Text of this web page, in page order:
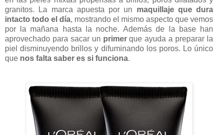
granitos. La marca apuesta por un maquillaje que dura
intacto todo el día, mostrando el mismo aspecto que vemos
por la mañana hasta la noche.Además de la base han
aprovechado para sacar un primerque ayuda a preparar la
piel disminuyendo brillos y difuminando los poros. Lo único
que nos falta saber es si funciona.